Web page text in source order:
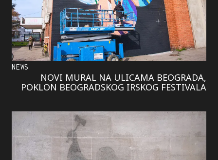
NEWS
NOVI MURAL NA ULICAMA BEOGRADA,
POKLON BEOGRADSKOG IRSKOG FESTIVALA